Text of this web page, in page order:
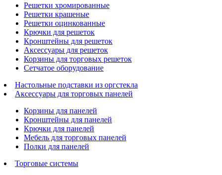
Решетки хромированные
Решетки крашеные
Решетки оцинкованные
Крючки для решеток
Кронштейны для решеток
Аксессуары для решеток
Корзины для торговых решеток
Сетчатое оборудование
Настольные подставки из оргстекла
Аксессуары для торговых панелей
Корзины для панелей
Кронштейны для панелей
Крючки для панелей
Мебель для торговых панелей
Полки для панелей
Торговые системы